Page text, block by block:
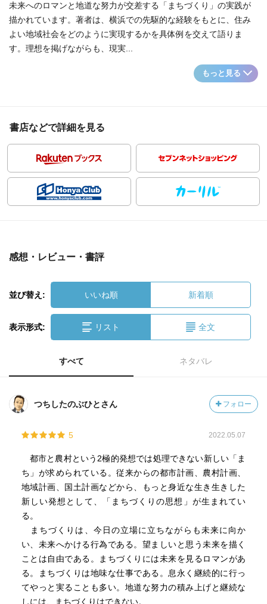
未来へのロマンと地道な努力が交差する「まちづくり」の実践が
描かれています。著者は、横浜での先駆的な経験をもとに、住み
よい地域社会をどのように実現するかを具体例を交えて語りま
す。理想を掲げながらも、現実...
もっと見る
書店などで詳細を見る
感想・レビュー・書評
並び替え: いいね順 新着順
表示形式: リスト 全文
すべて ネタバレ
つちしたのぶひとさん フォロー
5 2022.05.07
都市と農村という2極的発想では処理できない新しい「ま
ち」が求められている。従来からの都市計画、農村計画、
地域計画、国土計画などから、もっと身近な生き生きした
新しい発想として、「まちづくりの思想」が生まれてい
る。
まちづくりは、今日の立場に立ちながらも未来に向か
い、未来へかける行為である。望ましいと思う未来を描く
ことは自由である。まちづくりには未来を見るロマンがあ
る。まちづくりは地味な仕事である。息永く継続的に行っ
てやっと実ることも多い。地道な努力の積み上げと継続な
しには、まちづくりはできない。